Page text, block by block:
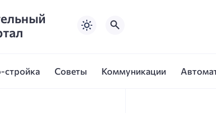
стройка Советы Коммуникации